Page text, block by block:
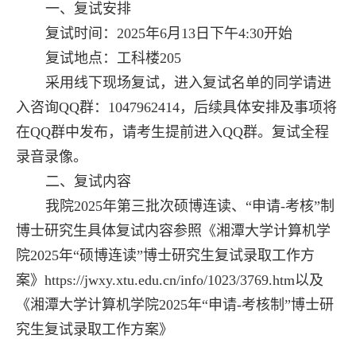
一、复试安排
复试时间：2025年6月13日下午4:30开始
复试地点：工科楼205
采用线下现场复试，进入复试名单的同学请进
入咨询QQ群：1047962414，后续具体安排及事项将
在QQ群中发布，请考生提前进入QQ群。复试全程
录音录像。
二、复试内容
我院2025年第三批次硕博连读、“申请-考核”制
博士研究生具体复试内容参照《湘潭大学计算机学
院2025年“硕博连读”博士研究生复试录取工作方
案》 https://jwxy.xtu.edu.cn/info/1023/3769.htm以及
《湘潭大学计算机学院2025年“申请-考核制”博士研
究生复试录取工作方案》